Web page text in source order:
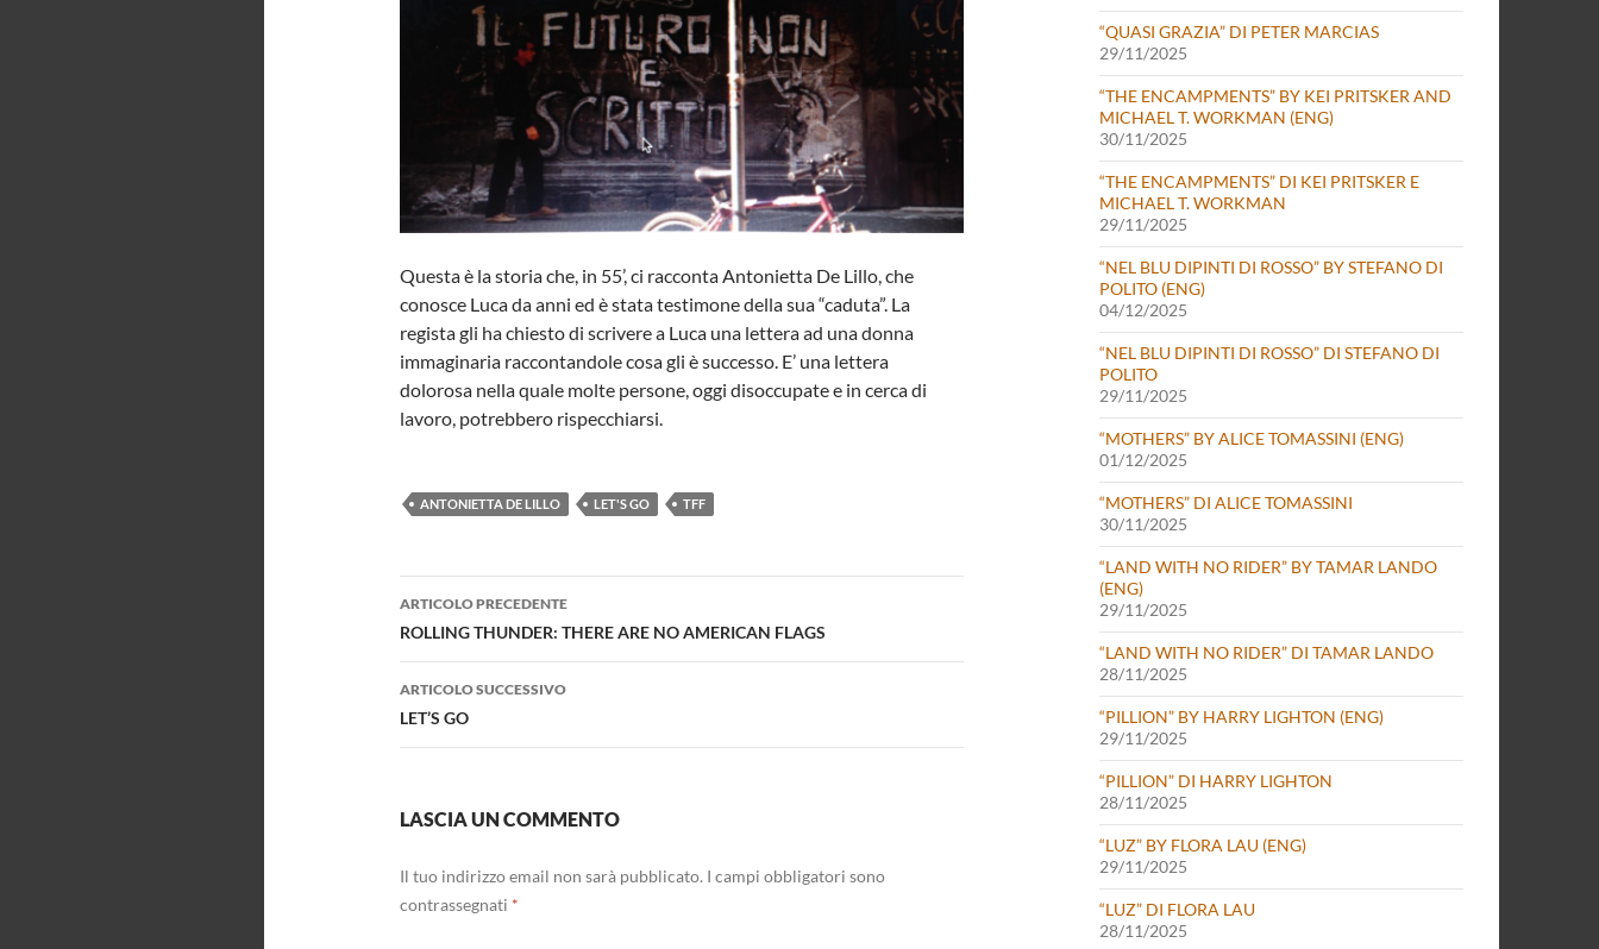
Questa è la storia che, in 55’, ci racconta Antonietta De Lillo, che
conosce Luca da anni ed è stata testimone della sua “caduta”. La
regista gli ha chiesto di scrivere a Luca una lettera ad una donna
immaginaria raccontandole cosa gli è successo. E’ una lettera
dolorosa nella quale molte persone, oggi disoccupate e in cerca di
lavoro, potrebbero rispecchiarsi.
ANTONIETTA DE LILLO LET'S GO TFF
Navigazione
articolo
ARTICOLO PRECEDENTE
ROLLING THUNDER: THERE ARE NO AMERICAN FLAGS
ARTICOLO SUCCESSIVO
LET’S GO
LASCIA UN COMMENTO
Il tuo indirizzo email non sarà pubblicato. I campi obbligatori sono
contrassegnati *
“QUASI GRAZIA” DI PETER MARCIAS
29/11/2025
“THE ENCAMPMENTS” BY KEI PRITSKER AND
MICHAEL T. WORKMAN (ENG)
30/11/2025
“THE ENCAMPMENTS” DI KEI PRITSKER E
MICHAEL T. WORKMAN
29/11/2025
“NEL BLU DIPINTI DI ROSSO” BY STEFANO DI
POLITO (ENG)
04/12/2025
“NEL BLU DIPINTI DI ROSSO” DI STEFANO DI
POLITO
29/11/2025
“MOTHERS” BY ALICE TOMASSINI (ENG)
01/12/2025
“MOTHERS” DI ALICE TOMASSINI
30/11/2025
“LAND WITH NO RIDER” BY TAMAR LANDO
(ENG)
29/11/2025
“LAND WITH NO RIDER” DI TAMAR LANDO
28/11/2025
“PILLION” BY HARRY LIGHTON (ENG)
29/11/2025
“PILLION” DI HARRY LIGHTON
28/11/2025
“LUZ” BY FLORA LAU (ENG)
29/11/2025
“LUZ” DI FLORA LAU
28/11/2025